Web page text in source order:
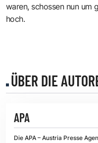
waren, schossen nun um
hoch.
ÜBER DIE
APA
Die APA – Austria Presse